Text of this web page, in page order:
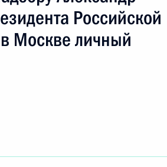
Федерации
надзору Александр
Российской
Москве личный